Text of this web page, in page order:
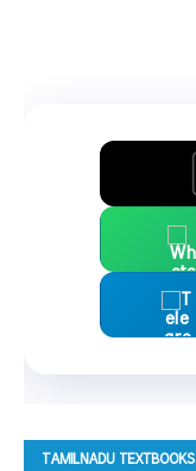
TAMILNADU TEXTBOOKS